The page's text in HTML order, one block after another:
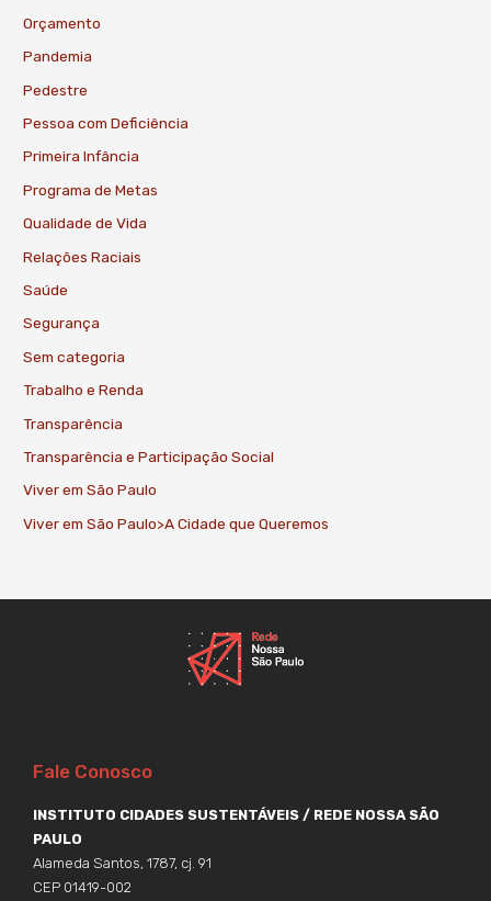
Orçamento
Pandemia
Pedestre
Pessoa com Deficiência
Primeira Infância
Programa de Metas
Qualidade de Vida
Relações Raciais
Saúde
Segurança
Sem categoria
Trabalho e Renda
Transparência
Transparência e Participação Social
Viver em São Paulo
Viver em São Paulo>A Cidade que Queremos
Fale Conosco
INSTITUTO CIDADES SUSTENTÁVEIS / REDE NOSSA SÃO
PAULO
Alameda Santos, 1787, cj. 91
CEP 01419-002